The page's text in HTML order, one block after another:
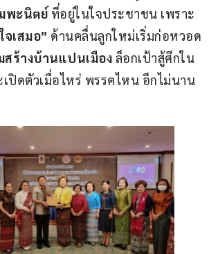
พะนิตย์ ที่อยู่ในใจประชาชน เพราะ
เสมอ” ด้านคลื่นลูกใหม่เริ่มก่อหวอด
สร้างบ้านแปนเมือง ล็อกเป้าสู้ศึกใน
เปิดตัวเมื่อไหร่ พรรคไหน อีกไม่นาน